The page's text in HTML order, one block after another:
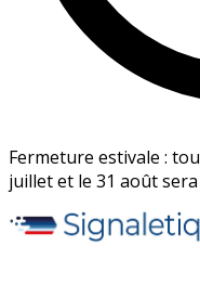
Fermeture estivale :
juillet et le 31 août